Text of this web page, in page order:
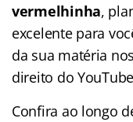
vermelhinha,
excelente para
da sua matéria
direito do
Confira ao longo